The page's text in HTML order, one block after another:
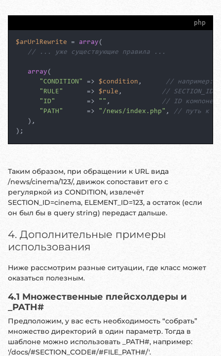
php
$arUrlRewrite = array (
// ... уже существующие правила ...
array (
"CONDITION"
=> $condition , // например:
"RULE"
      =>
$rule , //
"ID"
        =>
"" , // ID
"PATH"
      =>
"/news/index.php" , // путь к
   ),
);
Таким образом, при обращении к URL вида
/news/cinema/123/, движок сопоставит его с
регуляркой из CONDITION, извлечёт
SECTION_ID=cinema, ELEMENT_ID=123, а остаток (если
он был бы в query string) передаст дальше.
4. Дополнительные примеры
использования
Ниже рассмотрим разные ситуации, где класс может
оказаться полезным.
4.1 Множественные плейсхолдеры и
_PATH#
Предположим, у вас есть необходимость “собрать”
множество директорий в один параметр. Тогда в
шаблоне можно использовать _PATH#, например:
'/docs/#SECTION_CODE#/#FILE_PATH#/'.